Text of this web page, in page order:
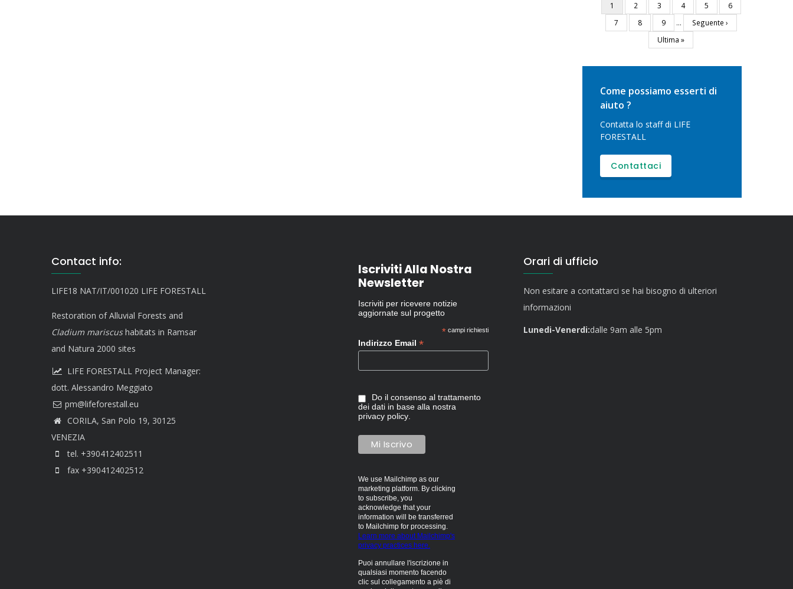
Paginazione
Pagina
attuale
1 Pagina
2 Pagina
3 Pagina
4 Pagina
5 Pagina
6
Pagina
7 Pagina
8 Pagina
9 …
Pagina
successiva
Seguente ›
Ultima
pagina
Ultima »
Come possiamo esserti di
aiuto ?
Contatta lo staff di LIFE
FORESTALL
Contattaci
Contact info:
LIFE18 NAT/IT/001020 LIFE FORESTALL
Restoration of Alluvial Forests and
Cladium mariscushabitats in Ramsar
and Natura 2000 sites
LIFE FORESTALL Project Manager:
dott. Alessandro Meggiato
CORILA, San Polo 19, 30125
VENEZIA
tel. +390412402511
fax +390412402512
Iscriviti Alla Nostra
Newsletter
Iscriviti per ricevere notizie
aggiornate sul progetto
*campi richiesti
Indirizzo Email *
Do il consenso al trattamento
dei dati in base alla nostra
privacy policy.
We use Mailchimp as our
marketing platform. By clicking
to subscribe, you
acknowledge that your
information will be transferred
to Mailchimp for processing.
Learn more about Mailchimp's
privacy practices here.
Puoi annullare l'iscrizione in
qualsiasi momento facendo
clic sul collegamento a piè di
Orari di ufficio
Non esitare a contattarci se hai bisogno di ulteriori
informazioni
Lunedi-Venerdi:dalle 9am alle 5pm